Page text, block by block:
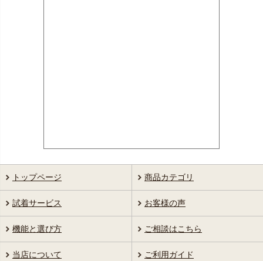
トップページ 商品カテゴリ
試着サービス お客様の声
機能と選び方 ご相談はこちら
当店について ご利用ガイド